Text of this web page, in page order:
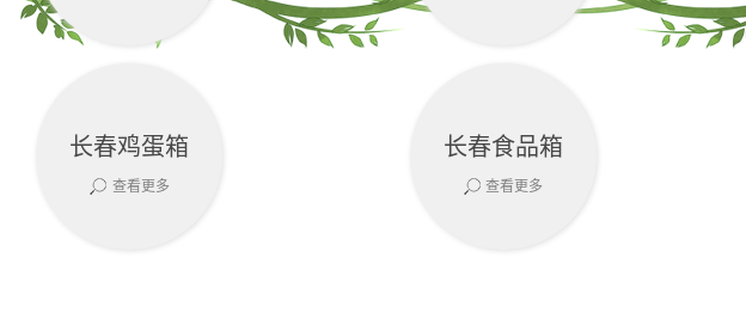
长春鸡蛋箱
查看更多
长春食品箱
查看更多